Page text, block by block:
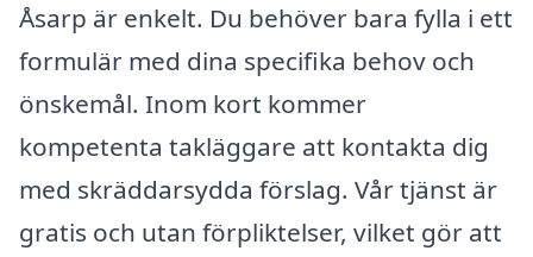
Åsarp är enkelt. Du behöver bara fylla i ett
formulär med dina specifika behov och
önskemål. Inom kort kommer
kompetenta takläggare att kontakta dig
med skräddarsydda förslag. Vår tjänst är
gratis och utan förpliktelser, vilket gör att